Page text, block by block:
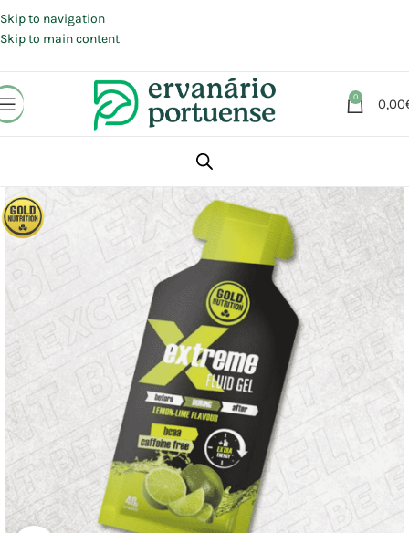
Skip to navigation
Skip to main content
0 0,00
Suplementos alimentares